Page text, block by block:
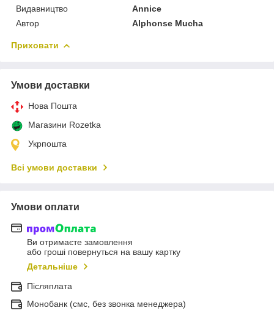
Видавництво
Annice
Автор
Alphonse Mucha
Приховати
Умови доставки
Нова Пошта
Магазини Rozetka
Укрпошта
Всі умови доставки
Умови оплати
Ви отримаєте замовлення
або гроші повернуться на вашу картку
Детальніше
Післяплата
Монобанк (смс, без звонка менеджера)